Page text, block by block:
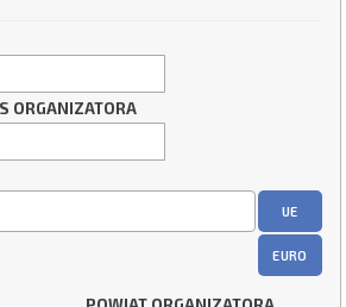
ORGANIZATORA
UE
EURO